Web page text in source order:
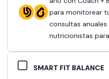
para monitorear
consultas
nutricionistas
SMART FIT BALANCE